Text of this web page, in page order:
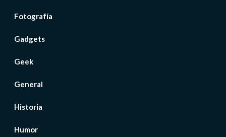
Fotografía
Gadgets
Geek
General
Historia
Humor